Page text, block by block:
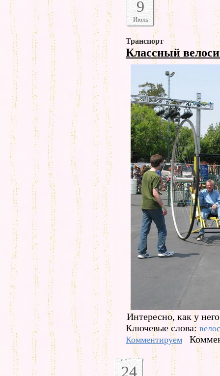
9
Июль
Транспорт
Классный
Интересно, как у
Ключевые слова:
Комментируем
24